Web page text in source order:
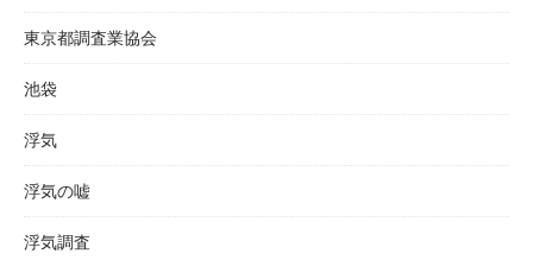
東京都調査業協会
池袋
浮気
浮気の嘘
浮気調査